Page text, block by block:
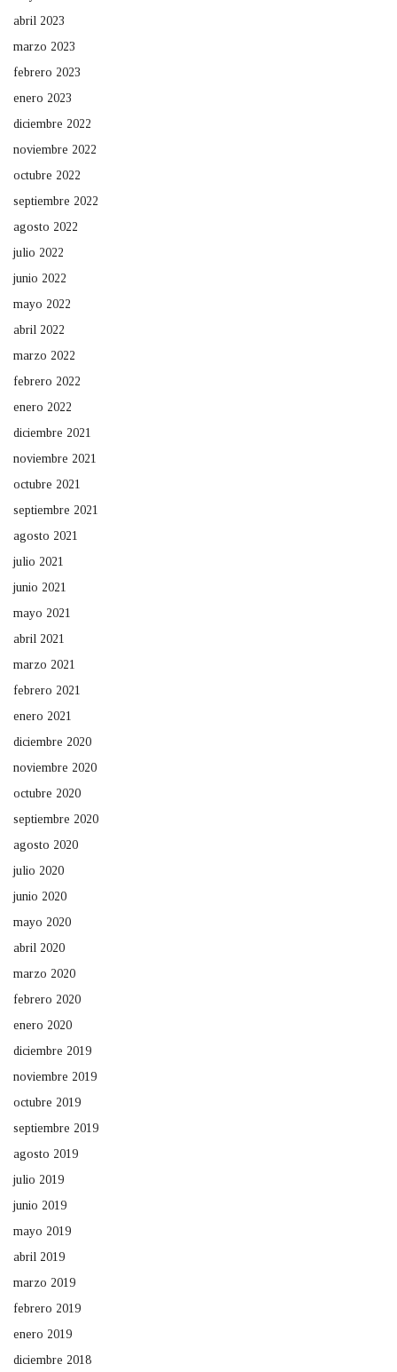
abril 2023
marzo 2023
febrero 2023
enero 2023
diciembre 2022
noviembre 2022
octubre 2022
septiembre 2022
agosto 2022
julio 2022
junio 2022
mayo 2022
abril 2022
marzo 2022
febrero 2022
enero 2022
diciembre 2021
noviembre 2021
octubre 2021
septiembre 2021
agosto 2021
julio 2021
junio 2021
mayo 2021
abril 2021
marzo 2021
febrero 2021
enero 2021
diciembre 2020
noviembre 2020
octubre 2020
septiembre 2020
agosto 2020
julio 2020
junio 2020
mayo 2020
abril 2020
marzo 2020
febrero 2020
enero 2020
diciembre 2019
noviembre 2019
octubre 2019
septiembre 2019
agosto 2019
julio 2019
junio 2019
mayo 2019
abril 2019
marzo 2019
febrero 2019
enero 2019
diciembre 2018